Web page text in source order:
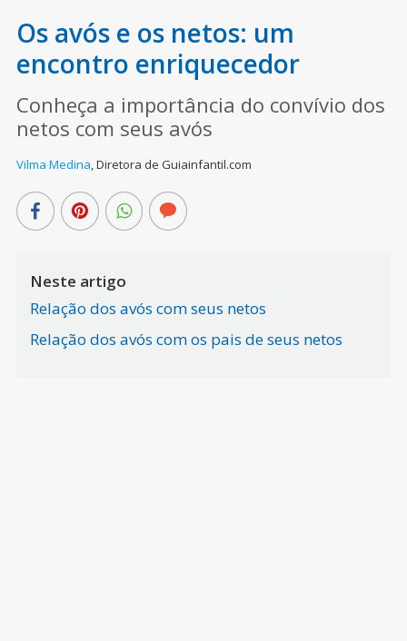
Os avós e os netos: um
encontro enriquecedor
Conheça a importância do convívio dos
netos com seus avós
Vilma Medina,Diretora de Guiainfantil.com
Neste artigo
Relação dos avós com seus netos
Relação dos avós com os pais de seus netos